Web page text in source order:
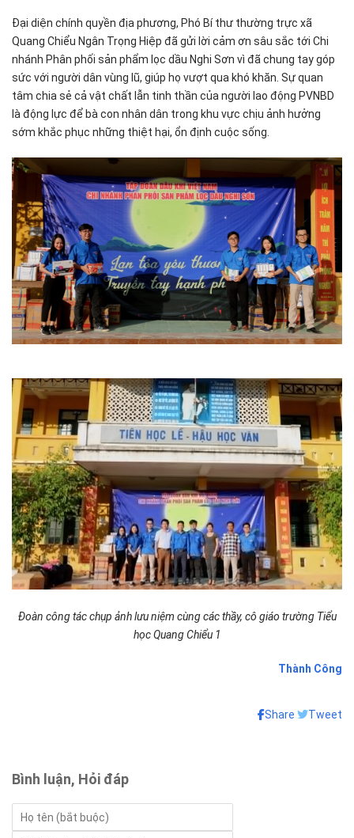
Đại diện chính quyền địa phương, Phó Bí thư thường trực xã
Quang Chiểu Ngân Trọng Hiệp đã gửi lời cảm ơn sâu sắc tới Chi
nhánh Phân phối sản phẩm lọc dầu Nghi Sơn vì đã chung tay góp
sức với người dân vùng lũ, giúp họ vượt qua khó khăn. Sự quan
tâm chia sẻ cả vật chất lẫn tinh thần của người lao động PVNBD
là động lực để bà con nhân dân trong khu vực chịu ảnh hưởng
sớm khắc phục những thiệt hại, ổn định cuộc sống.
Đoàn công tác chụp ảnh lưu niệm cùng các thầy, cô giáo trường Tiểu
học Quang Chiểu 1
Thành Công
Share Tweet
Bình luận, Hỏi đáp